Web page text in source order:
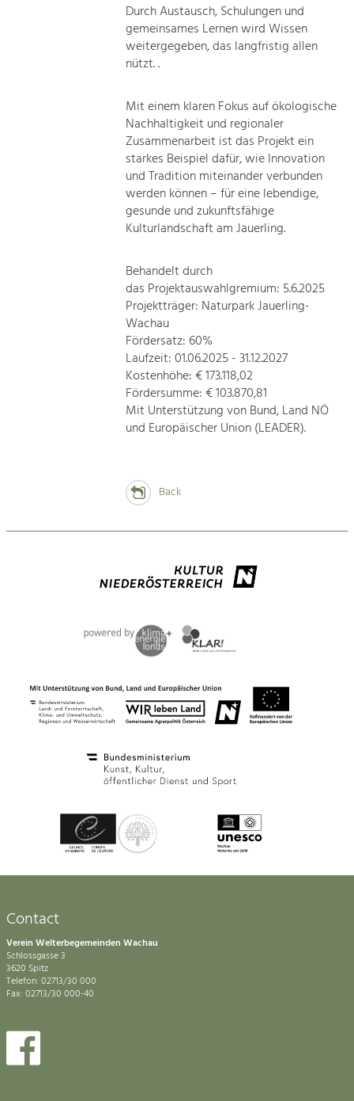
Durch Austausch, Schulungen und
gemeinsames Lernen wird Wissen
weitergegeben, das langfristig allen
nützt. .
Mit einem klaren Fokus auf ökologische
Nachhaltigkeit und regionaler
Zusammenarbeit ist das Projekt ein
starkes Beispiel dafür, wie Innovation
und Tradition miteinander verbunden
werden können – für eine lebendige,
gesunde und zukunftsfähige
Kulturlandschaft am Jauerling.
Behandelt durch
das Projektauswahlgremium: 5.6.2025
Projektträger: Naturpark Jauerling-
Wachau
Fördersatz: 60%
Laufzeit: 01.06.2025 - 31.12.2027
Kostenhöhe: € 173.118,02
Fördersumme: € 103.870,81
Mit Unterstützung von Bund, Land NÖ
und Europäischer Union (LEADER).
Back
Contact
Verein Welterbegemeinden Wachau
Schlossgasse 3
3620 Spitz
Telefon: 02713/30 000
Fax: 02713/30 000-40